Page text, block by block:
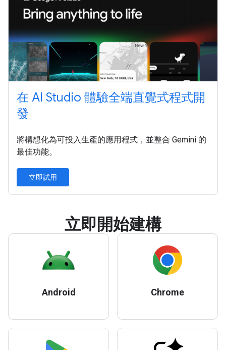
在 AI Studio 體驗全端直覺式程式開
發
將構想化為可投入生產的應用程式，並整合 Gemini 的
最佳功能。
立即試用
立即開始建構
Android Chrome